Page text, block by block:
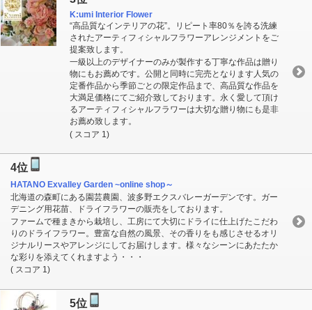
K:umi Interior Flower
“高品質なインテリアの花”。リピート率80％を誇る洗練
されたアーティフィシャルフラワーアレンジメントをご
提案致します。
一級以上のデザイナーのみが製作する丁寧な作品は贈り
物にもお薦めです。公開と同時に完売となります人気の
定番作品から季節ごとの限定作品まで、高品質な作品を
大満足価格にてご紹介致しております。永く愛して頂け
るアーティフィシャルフラワーは大切な贈り物にも是非
お薦め致します。
( スコア 1)
4位
HATANO Exvalley Garden ~online shop～
北海道の森町にある園芸農園、波多野エクスバレーガーデンです。ガー
デニング用花苗、ドライフラワーの販売をしております。
ファームで種まきから栽培し、工房にて大切にドライに仕上げたこだわ
りのドライフラワー。豊富な自然の風景、その香りをも感じさせるオリ
ジナルリースやアレンジにしてお届けします。様々なシーンにあたたか
な彩りを添えてくれますよう・・・
( スコア 1)
5位